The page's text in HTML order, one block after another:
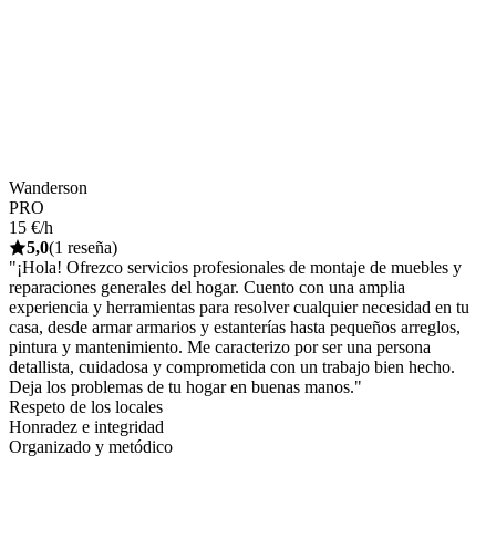
Wanderson
PRO
15 €/h
5,0(1 reseña)
"¡Hola! Ofrezco servicios profesionales de montaje de muebles y
reparaciones generales del hogar. Cuento con una amplia
experiencia y herramientas para resolver cualquier necesidad en tu
casa, desde armar armarios y estanterías hasta pequeños arreglos,
pintura y mantenimiento. Me caracterizo por ser una persona
detallista, cuidadosa y comprometida con un trabajo bien hecho.
Deja los problemas de tu hogar en buenas manos."
Respeto de los locales
Honradez e integridad
Organizado y metódico